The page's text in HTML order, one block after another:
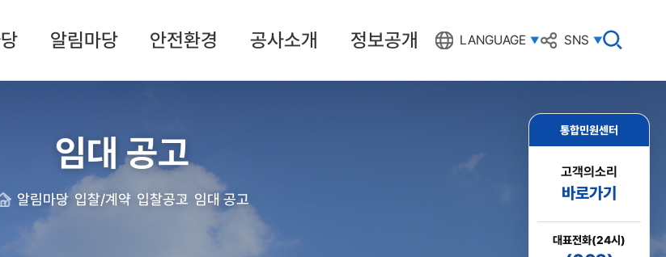
알림마당 안전환경 공사소개 정보공개 LANGUAGE SNS
검
색
열
통합민원센터
고객의소리
바로가기
대표전화(24시)
임대 공고
알림마당 입찰/계약 입찰공고 임대 공고